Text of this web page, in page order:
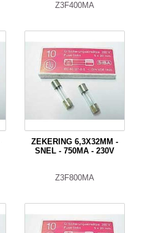
Z3F400MA
ZEKERING 6,3X32MM -
SNEL - 750MA - 230V
Z3F800MA